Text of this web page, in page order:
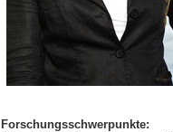
Forschungsschwerpunkte: